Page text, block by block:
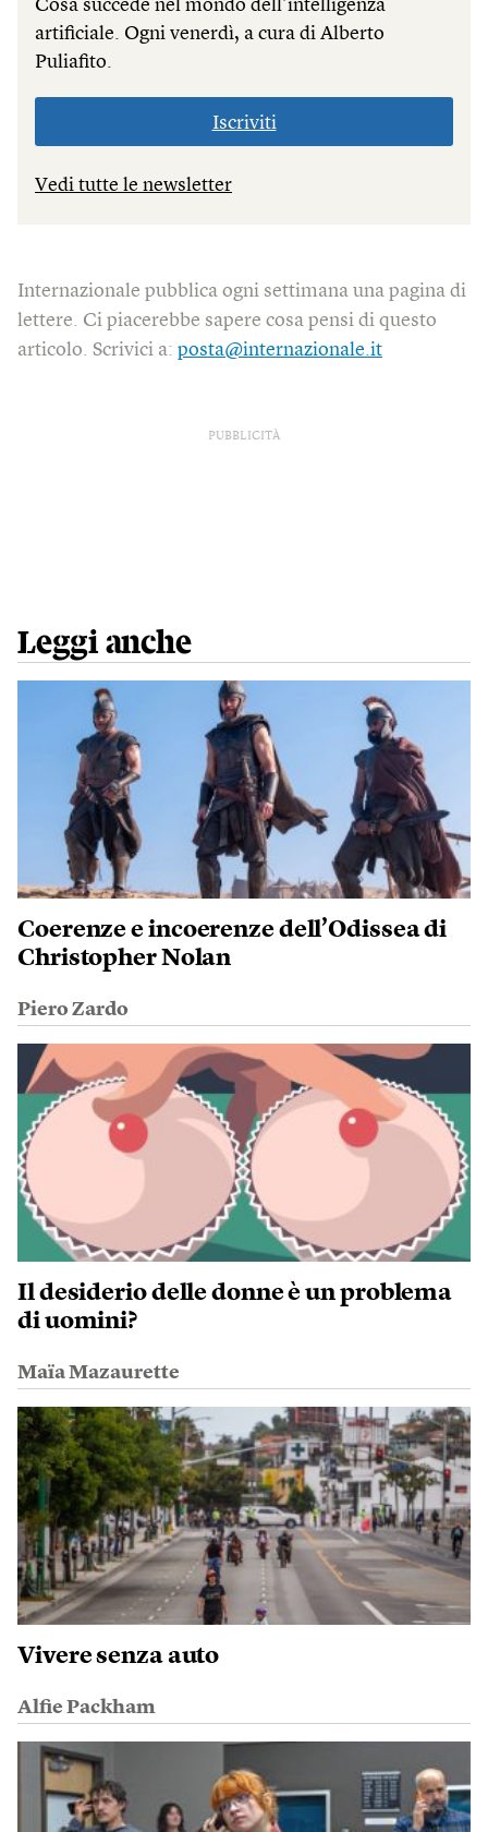
Cosa succede nel mondo dell’intelligenza
artificiale. Ogni venerdì, a cura di Alberto
Puliafito.
Iscriviti
Vedi tutte le newsletter
Internazionale pubblica ogni settimana una pagina di
lettere. Ci piacerebbe sapere cosa pensi di questo
articolo. Scrivici a: posta@internazionale.it
PUBBLICITÀ
Leggi anche
Coerenze e incoerenze dell’Odissea di
Christopher Nolan
Piero Zardo
Il desiderio delle donne è un problema
di uomini?
Maïa Mazaurette
Vivere senza auto
Alfie Packham